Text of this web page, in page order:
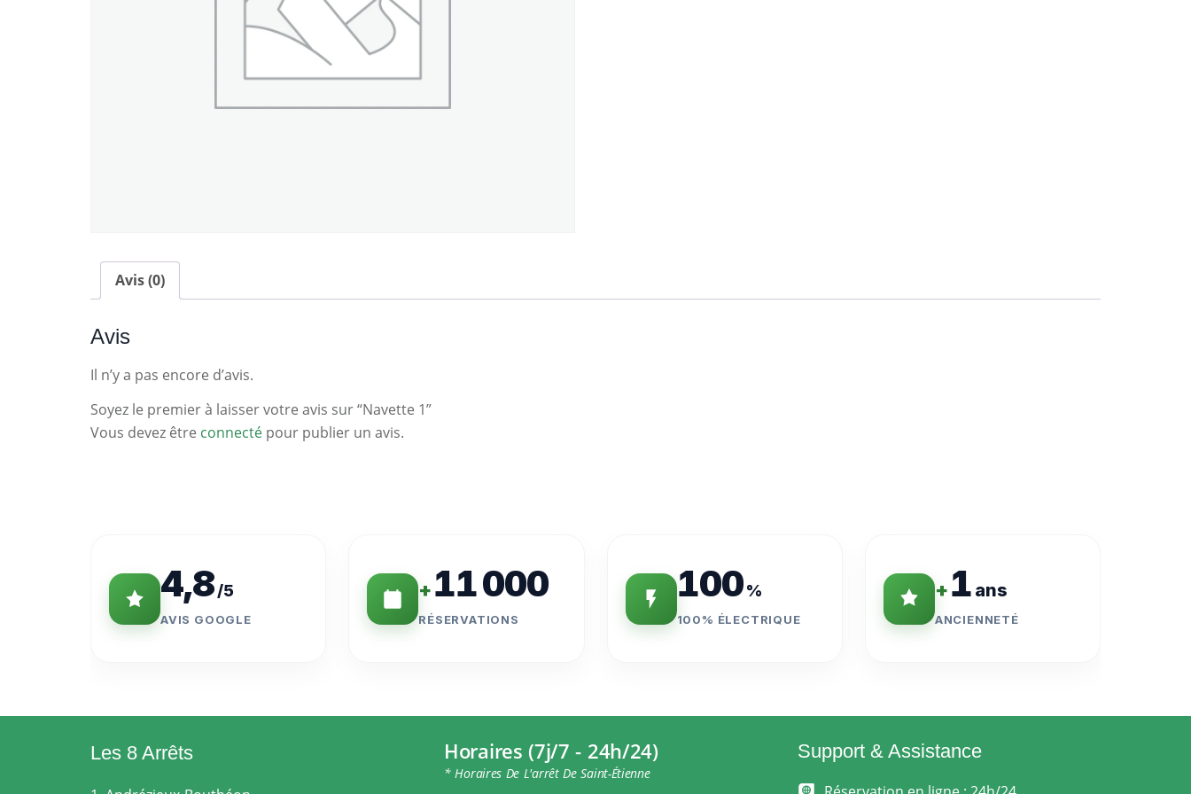
Avis (0)
Avis
Il n’y a pas encore d’avis.
Soyez le premier à laisser votre avis sur “Navette 1”
Vous devez être connecté pour publier un avis.
4,8/5
AVIS GOOGLE
+11 000
RÉSERVATIONS
100 %
100% ÉLECTRIQUE
+1 ans
ANCIENNETÉ
Les 8 Arrêts Horaires (7j/7 - 24h/24)
* Horaires De L'arrêt De Saint-Étienne
Support & Assistance